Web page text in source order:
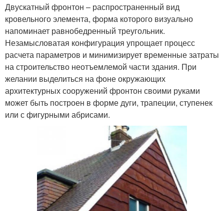
Двускатный фронтон – распространенный вид
кровельного элемента, форма которого визуально
напоминает равнобедренный треугольник.
Незамысловатая конфигурация упрощает процесс
расчета параметров и минимизирует временные затраты
на строительство неотъемлемой части здания. При
желании выделиться на фоне окружающих
архитектурных сооружений фронтон своими руками
может быть построен в форме дуги, трапеции, ступенек
или с фигурными абрисами.